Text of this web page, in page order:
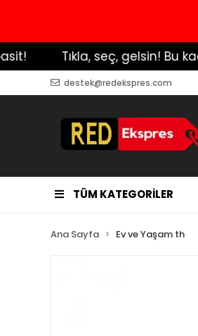
Tıkla, seç, gelsin! Bu
destek@redekspres.com
TÜM KATEGORİLER
Ana Sayfa Ev ve Yaşam th